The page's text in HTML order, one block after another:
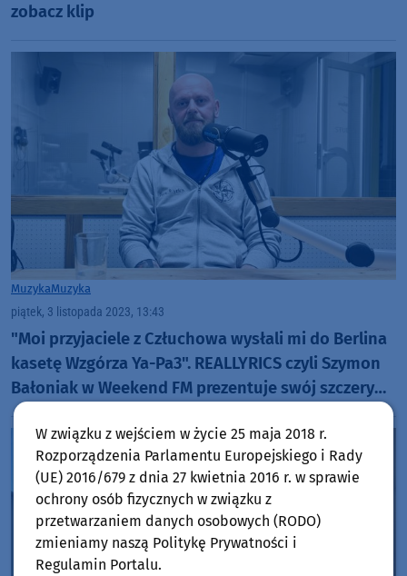
zobacz klip
MuzykaMuzyka
piątek, 3 listopada 2023, 13:43
"Moi przyjaciele z Człuchowa wysłali mi do Berlina
kasetę Wzgórza Ya-Pa3". REALLYRICS czyli Szymon
Bałoniak w Weekend FM prezentuje swój szczery
rap
W związku z wejściem w życie 25 maja 2018 r.
Rozporządzenia Parlamentu Europejskiego i Rady
(UE) 2016/679 z dnia 27 kwietnia 2016 r. w sprawie
ochrony osób fizycznych w związku z
przetwarzaniem danych osobowych (RODO)
zmieniamy naszą Politykę Prywatności i
Regulamin Portalu.